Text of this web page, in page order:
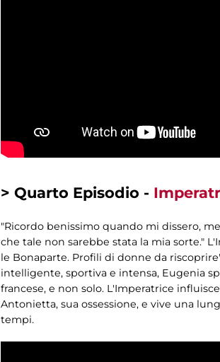
> Quarto Episodio -
"Ricordo benissimo quando mi dissero,
che tale non sarebbe stata la mia sorte."
le Bonaparte. Profili di donne da
intelligente, sportiva e intensa, Eugenia
francese, e non solo. L'Imperatrice
Antonietta, sua ossessione, e vive una
tempi.